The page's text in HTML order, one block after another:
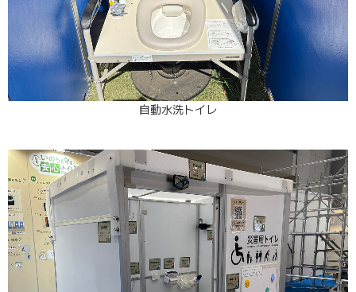
自動水洗トイレ